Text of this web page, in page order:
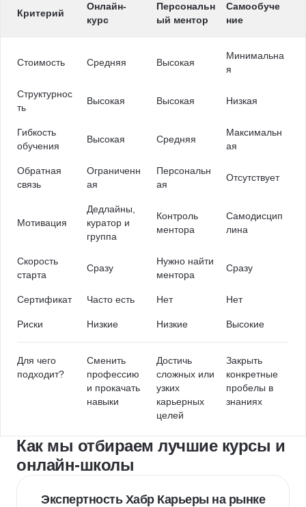
Критерий
Онлайн-
курс
Персональн
ый ментор
Самообуче
ние
Стоимость Средняя Высокая
Минимальна
я
Структурнос
ть
Высокая Высокая Низкая
Гибкость
обучения
Высокая Средняя
Максимальн
ая
Обратная
связь
Ограниченн
ая
Персональн
ая
Отсутствует
Мотивация
Дедлайны,
куратор и
группа
Контроль
ментора
Самодисцип
лина
Скорость
старта
Сразу
Нужно найти
ментора
Сразу
Сертификат Часто есть Нет Нет
Риски Низкие Низкие Высокие
Для чего
подходит?
Сменить
профессию
и прокачать
навыки
Достичь
сложных или
узких
карьерных
целей
Закрыть
конкретные
пробелы в
знаниях
Как мы отбираем лучшие курсы и
онлайн-школы
Экспертность Хабр Карьеры на рынке